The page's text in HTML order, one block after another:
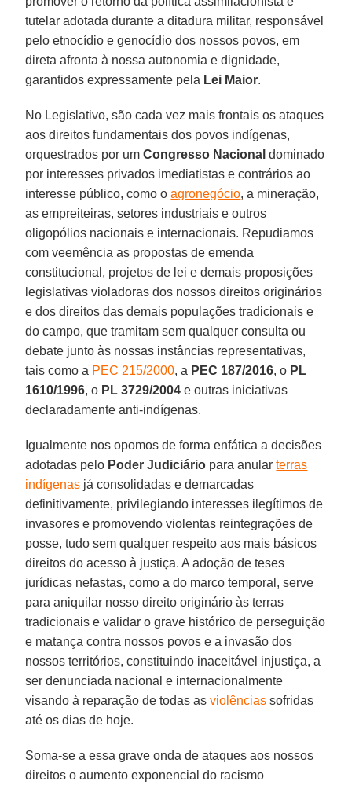
tutelar adotada durante a ditadura militar, responsável
pelo etnocídio e genocídio dos nossos povos, em
direta afronta à nossa autonomia e dignidade,
garantidos expressamente pela Lei Maior.
No Legislativo, são cada vez mais frontais os ataques
aos direitos fundamentais dos povos indígenas,
orquestrados por umCongresso Nacional dominado
por interesses privados imediatistas e contrários ao
interesse público, como oagronegócio, a mineração,
as empreiteiras, setores industriais e outros
oligopólios nacionais e internacionais. Repudiamos
com veemência as propostas de emenda
constitucional, projetos de lei e demais proposições
legislativas violadoras dos nossos direitos originários
e dos direitos das demais populações tradicionais e
do campo, que tramitam sem qualquer consulta ou
debate junto às nossas instâncias representativas,
tais como a PEC 215/2000, a PEC 187/2016, o PL
1610/1996, o PL 3729/2004 e outras iniciativas
declaradamente anti-indígenas.
Igualmente nos opomos de forma enfática a decisões
adotadas pelo Poder Judiciário para anularterras
indígenas já consolidadas e demarcadas
definitivamente, privilegiando interesses ilegítimos de
invasores e promovendo violentas reintegrações de
posse, tudo sem qualquer respeito aos mais básicos
direitos do acesso à justiça. A adoção de teses
jurídicas nefastas, como a do marco temporal, serve
para aniquilar nosso direito originário às terras
tradicionais e validar o grave histórico de perseguição
e matança contra nossos povos e a invasão dos
nossos territórios, constituindo inaceitável injustiça, a
ser denunciada nacional e internacionalmente
visando à reparação de todas asviolências sofridas
até os dias de hoje.
Soma-se a essa grave onda de ataques aos nossos
direitos o aumento exponencial do racismo